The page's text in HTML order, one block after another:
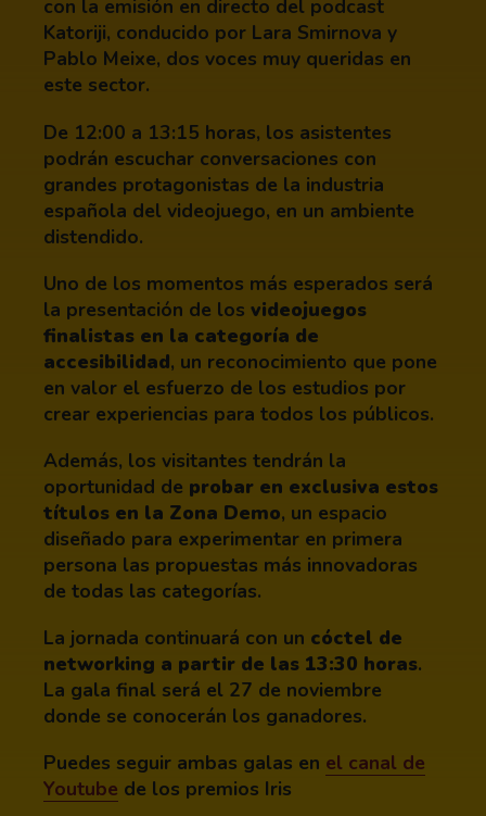
con la emisión en directo del podcast
Katoriji, conducido por Lara Smirnova y
Pablo Meixe, dos voces muy queridas en
este sector.
De 12:00 a 13:15 horas, los asistentes
podrán escuchar conversaciones con
grandes protagonistas de la industria
española del videojuego, en un ambiente
distendido.
Uno de los momentos más esperados será
la presentación de los videojuegos
finalistas en la categoría de
accesibilidad, un reconocimiento que pone
en valor el esfuerzo de los estudios por
crear experiencias para todos los públicos.
Además, los visitantes tendrán la
oportunidad de probar en exclusiva estos
títulos en la Zona Demo, un espacio
diseñado para experimentar en primera
persona las propuestas más innovadoras
de todas las categorías.
La jornada continuará con un cóctel de
networking a partir de las 13:30 horas.
La gala final será el 27 de noviembre
donde se conocerán los ganadores.
Puedes seguir ambas galas en el canal de
Youtube de los premios Iris